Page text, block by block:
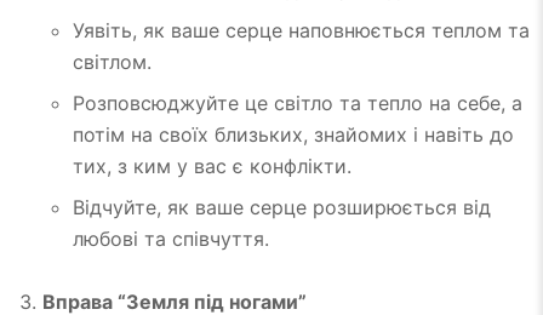
Уявіть, як ваше серце наповнюється теплом та
світлом.
Розповсюджуйте це світло та тепло на себе, а
потім на своїх близьких, знайомих і навіть до
тих, з ким у вас є конфлікти.
Відчуйте, як ваше серце розширюється від
любові та співчуття.
Вправа “Земля під ногами”